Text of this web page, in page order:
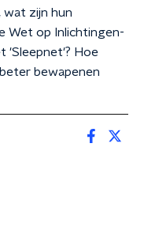
wat zijn hun
Wet op Inlichtingen-
'Sleepnet'? Hoe
bewapenen